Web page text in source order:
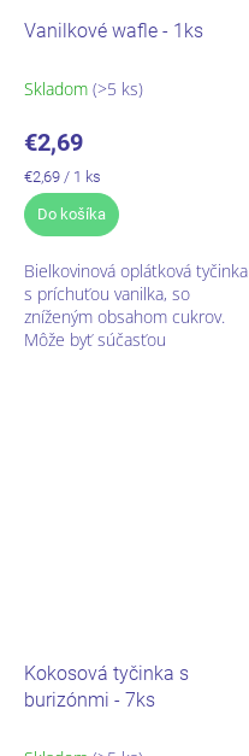
Vanilkové wafle - 1ks
Skladom (>5 ks)
€2,69
Jednotková
cena:
€2,69 / 1 ks
Do košíka
Bielkovinová oplátková tyčinka
s príchuťou vanilka, so
zníženým obsahom cukrov.
Môže byť súčasťou
Kokosová tyčinka s
burizónmi - 7ks